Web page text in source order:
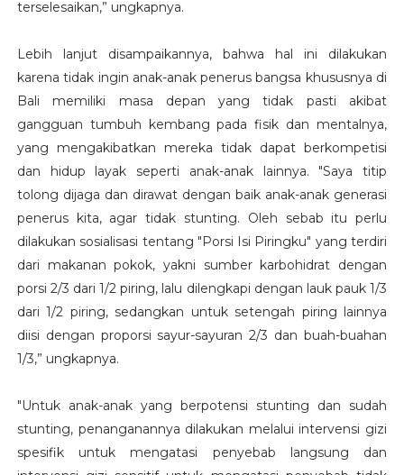
terselesaikan,” ungkapnya.
Lebih lanjut disampaikannya, bahwa hal ini dilakukan
karena tidak ingin anak-anak penerus bangsa khususnya di
Bali memiliki masa depan yang tidak pasti akibat
gangguan tumbuh kembang pada fisik dan mentalnya,
yang mengakibatkan mereka tidak dapat berkompetisi
dan hidup layak seperti anak-anak lainnya. "Saya titip
tolong dijaga dan dirawat dengan baik anak-anak generasi
penerus kita, agar tidak stunting. Oleh sebab itu perlu
dilakukan sosialisasi tentang "Porsi Isi Piringku" yang terdiri
dari makanan pokok, yakni sumber karbohidrat dengan
porsi 2/3 dari 1/2 piring, lalu dilengkapi dengan lauk pauk 1/3
dari 1/2 piring, sedangkan untuk setengah piring lainnya
diisi dengan proporsi sayur-sayuran 2/3 dan buah-buahan
1/3,” ungkapnya.
"Untuk anak-anak yang berpotensi stunting dan sudah
stunting, penanganannya dilakukan melalui intervensi gizi
spesifik untuk mengatasi penyebab langsung dan